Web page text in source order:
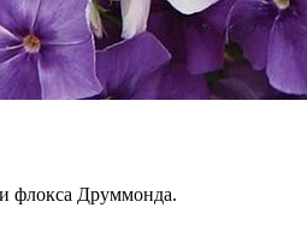
флокса Друммонда.